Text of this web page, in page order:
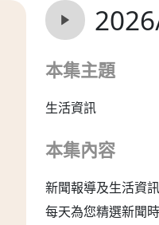
本集主題
生活資訊
本集內容
新聞報導及生活資
每天為您精選新聞